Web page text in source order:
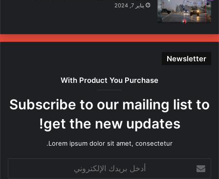
يناير 7, 2024
Newsletter
With Product You Purchase
Subscribe to our mailing list to
get the new updates!
Lorem ipsum dolor sit amet, consectetur.
بريدك